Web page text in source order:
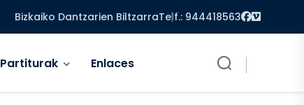
Bizkaiko Dantzarien BiltzarraTelf.: 944418563 Facebook
Vimeo
Partiturak Enlaces